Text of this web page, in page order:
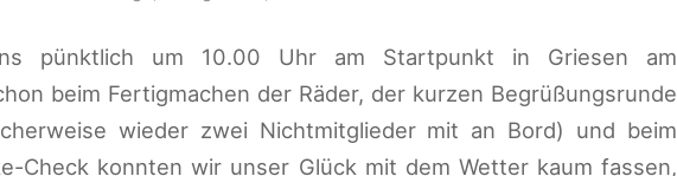
pünktlich um 10.00 Uhr am Startpunkt in Griesen am
beim Fertigmachen der Räder, der kurzen Begrüßungsrunde
wieder zwei Nichtmitglieder mit an Bord) und beim
Check konnten wir unser Glück mit dem Wetter kaum fassen,